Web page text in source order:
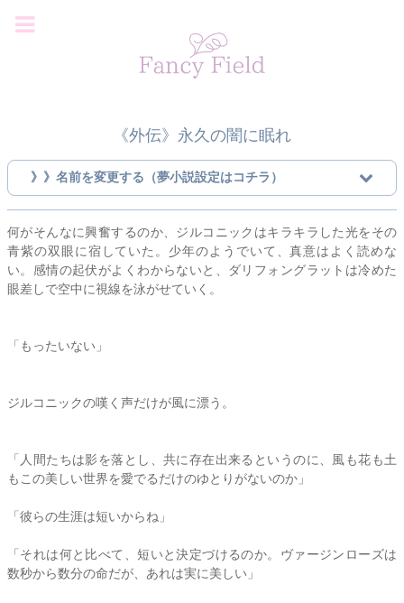
《外伝》永久の闇に眠れ
》》名前を変更する（夢小説設定はコチラ）
何がそんなに興奮するのか、ジルコニックはキラキラした光をその
青紫の双眼に宿していた。少年のようでいて、真意はよく読めな
い。感情の起伏がよくわからないと、ダリフォングラットは冷めた
眼差しで空中に視線を泳がせていく。
「もったいない」
ジルコニックの嘆く声だけが風に漂う。
「人間たちは影を落とし、共に存在出来るというのに、風も花も土
もこの美しい世界を愛でるだけのゆとりがないのか」
「彼らの生涯は短いからね」
「それは何と比べて、短いと決定づけるのか。ヴァージンローズは
数秒から数分の命だが、あれは実に美しい」